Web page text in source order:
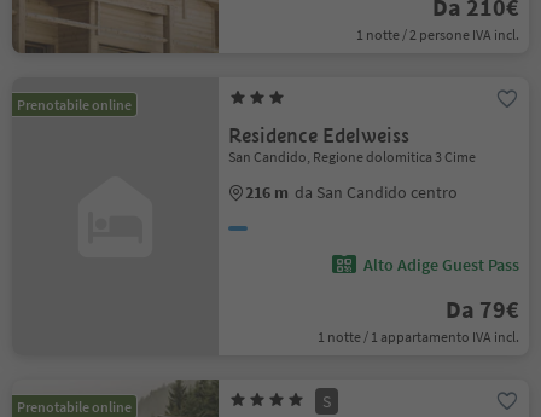
Da 210€
1 notte / 2 persone IVA incl.
Prenotabile online
Residence Edelweiss
San Candido, Regione dolomitica 3 Cime
216 m da San Candido centro
Alto Adige Guest Pass
Da 79€
1 notte / 1 appartamento IVA incl.
Prenotabile online S